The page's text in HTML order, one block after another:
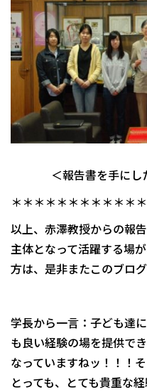
＜報告書を手に
＊＊＊＊＊＊＊＊＊＊＊
以上、赤澤教授からの報
主体となって活躍する場
方は、是非またこのブロ
学長から一言：子ども達
も良い経験の場を提供で
なっていますねッ！！！
とっても、とても貴重な